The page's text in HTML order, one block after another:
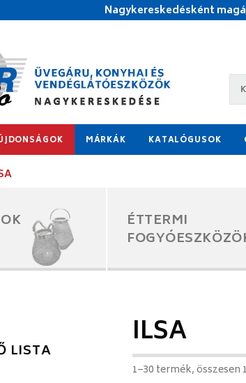
Nagykereskedésként
MÁRKÁK KATALÓGUSOK
ÉTTERMI
LISTA ILSA
1–30 termék, összesen